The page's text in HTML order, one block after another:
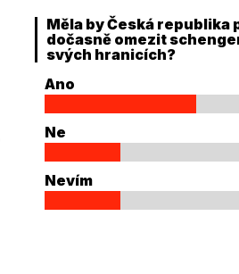
Měla by Česká republika
dočasně omezit
svých hranicích?
Ano
Ne
Nevím